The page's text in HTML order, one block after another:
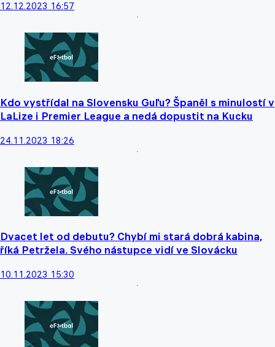
12.12.2023 16:57
Kdo vystřídal na Slovensku Guľu? Španěl s minulostí v
LaLize i Premier League a nedá dopustit na Kucku
24.11.2023 18:26
Dvacet let od debutu? Chybí mi stará dobrá kabina,
říká Petržela. Svého nástupce vidí ve Slovácku
10.11.2023 15:30